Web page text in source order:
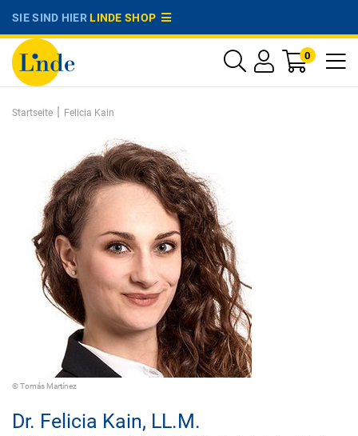
SIE SIND HIERLINDE SHOP
0
Startseite | Felicia Kain
© Tomás Martínez
Dr. Felicia Kain, LL.M.